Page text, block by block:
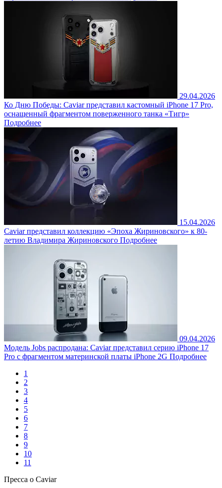
29.04.2026
Ко Дню Победы: Caviar представил кастомный iPhone 17 Pro,
оснащенный фрагментом поверженного танка «Тигр»
Подробнее
15.04.2026
Caviar представил коллекцию «Эпоха Жириновского» к 80-
летию Владимира Жириновского Подробнее
09.04.2026
Модель Jobs распродана: Caviar представил серию iPhone 17
Pro с фрагментом материнской платы iPhone 2G Подробнее
1
2
3
4
5
6
7
8
9
10
11
Пресса о Caviar